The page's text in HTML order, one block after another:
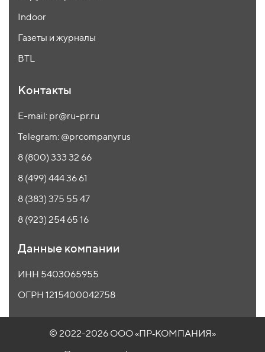
Indoor
Газеты и журналы
BTL
Контакты
E-mail: pr@ru-pr.ru
Telegram: @prcompanyrus
8 (800) 333 32 66
8 (499) 444 36 61
8 (383) 375 55 47
8 (923) 254 65 16
Данные компании
ИНН 5403065955
ОГРН 1215400042758
© 2022-2026 ООО «ПР‑КОМПАНИЯ»